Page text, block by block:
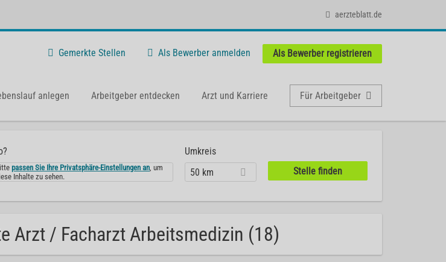
aerzteblatt.de
Gemerkte Stellen Als Bewerber anmelden Als Bewerber registrieren
anlegen Arbeitgeber entdecken Arzt und Karriere Für Arbeitgeber
passen Sie Ihre Privatsphäre-Einstellungen an, um
Inhalte zu sehen.
Umkreis
50 km
Arzt / Facharzt Arbeitsmedizin (18)